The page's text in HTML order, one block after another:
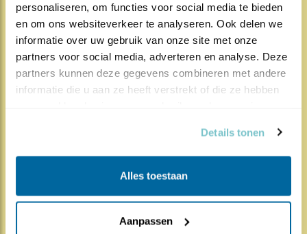
personaliseren, om functies voor social media te bieden
en om ons websiteverkeer te analyseren. Ook delen we
informatie over uw gebruik van onze site met onze
partners voor social media, adverteren en analyse. Deze
partners kunnen deze gegevens combineren met andere
informatie die u aan ze heeft verstrekt of die ze hebben
Details tonen
Alles toestaan
Aanpassen
Zeearend 590x
Bijna op kamers!
01.07.22 Op het nest wordt er door de twee
Door Sharon Lexmond